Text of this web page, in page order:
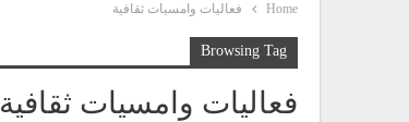
Home فعاليات وامسيات ثقافية
Browsing Tag
فعاليات وامسيات ثقافية